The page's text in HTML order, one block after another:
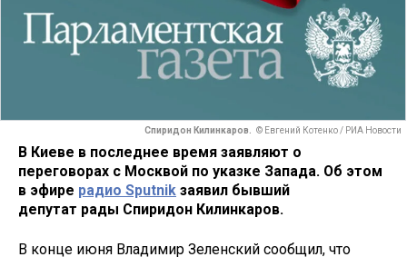
Спиридон Килинкаров. © Евгений Котенко / РИА Новости
В Киеве в последнее время заявляют о
переговорах с Москвой по указке Запада. Об этом
в эфире радио Sputnik заявил бывший
депутат рады Спиридон Килинкаров.
В конце июня Владимир Зеленский сообщил, что